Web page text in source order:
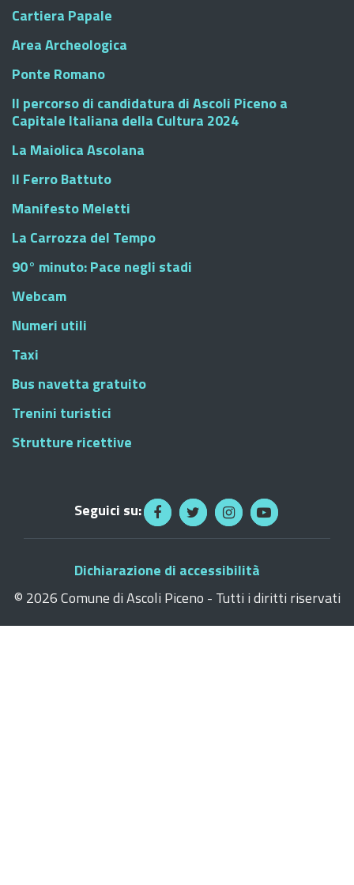
Cartiera Papale
Area Archeologica
Ponte Romano
Il percorso di candidatura di Ascoli Piceno a
Capitale Italiana della Cultura 2024
La Maiolica Ascolana
Il Ferro Battuto
Manifesto Meletti
La Carrozza del Tempo
90° minuto: Pace negli stadi
Webcam
Numeri utili
Taxi
Bus navetta gratuito
Trenini turistici
Strutture ricettive
Seguici su:
Dichiarazione di accessibilità
© 2026 Comune di Ascoli Piceno - Tutti i diritti riservati